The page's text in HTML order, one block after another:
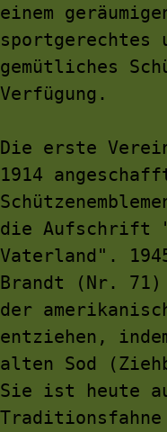
einem
gemütliches
Verfügung.
Die erste
1914
die Aufschrift
Vaterland".
Brandt (Nr. 71)
der
entziehen,
alten Sod
Sie ist heute